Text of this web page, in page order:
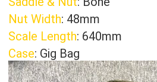
Nut Width: 48mm
Scale Length: 640mm
Case: Gig Bag